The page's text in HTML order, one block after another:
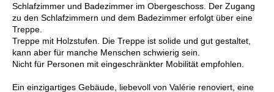
Schlafzimmer und Badezimmer im Obergeschoss. Der Zugang
zu den Schlafzimmern und dem Badezimmer erfolgt über eine
Treppe.
Treppe mit Holzstufen. Die Treppe ist solide und gut gestaltet,
kann aber für manche Menschen schwierig sein.
Nicht für Personen mit eingeschränkter Mobilität empfohlen.
Ein einzigartiges Gebäude, liebevoll von Valérie renoviert, eine